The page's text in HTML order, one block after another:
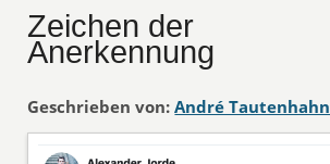
Zeichen der
Anerkennung
Geschrieben von: André Tautenhahn